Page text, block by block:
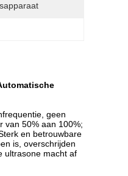
geen
van 50% aan 100%;
en betrouwbare
is, overschrijden
ultrasone macht af